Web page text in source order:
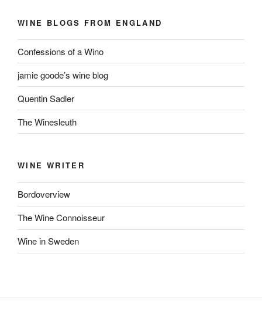
WINE BLOGS FROM ENGLAND
Confessions of a Wino
jamie goode’s wine blog
Quentin Sadler
The Winesleuth
WINE WRITER
Bordoverview
The Wine Connoisseur
Wine in Sweden